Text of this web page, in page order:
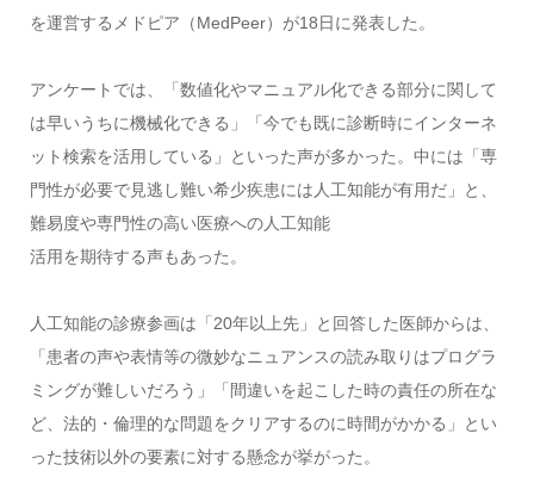
を運営するメドピア（MedPeer）が18日に発表した。
アンケートでは、「数値化やマニュアル化できる部分に関して
は早いうちに機械化できる」「今でも既に診断時にインターネ
ット検索を活用している」といった声が多かった。中には「専
門性が必要で見逃し難い希少疾患には人工知能が有用だ」と、
難易度や専門性の高い医療への人工知能
活用を期待する声もあった。
人工知能の診療参画は「20年以上先」と回答した医師からは、
「患者の声や表情等の微妙なニュアンスの読み取りはプログラ
ミングが難しいだろう」「間違いを起こした時の責任の所在な
ど、法的・倫理的な問題をクリアするのに時間がかかる」とい
った技術以外の要素に対する懸念が挙がった。